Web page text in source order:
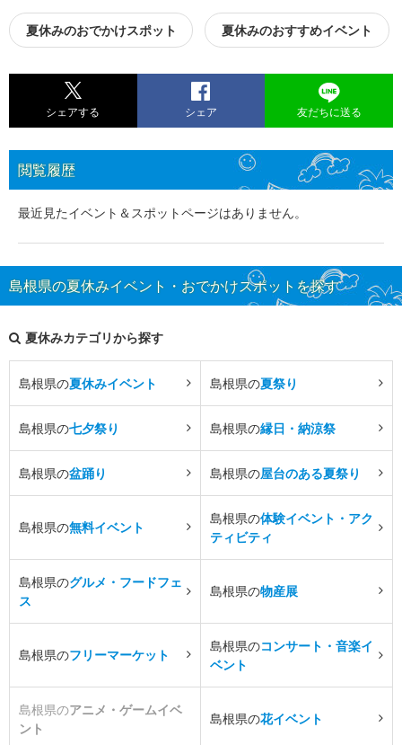
夏休みのおでかけスポット 夏休みのおすすめイベント
シェアする シェア 友だちに送る
閲覧履歴
最近見たイベント＆スポットページはありません。
島根県の夏休みイベント・おでかけスポットを探す
夏休みカテゴリから探す
島根県の夏休みイベント 島根県の夏祭り
島根県の七夕祭り 島根県の縁日・納涼祭
島根県の盆踊り 島根県の屋台のある夏祭り
島根県の無料イベント
島根県の体験イベント・アク
ティビティ
島根県のグルメ・フードフェ
ス
島根県の物産展
島根県のフリーマーケット
島根県のコンサート・音楽イ
ベント
島根県のアニメ・ゲームイベ
ント
島根県の花イベント